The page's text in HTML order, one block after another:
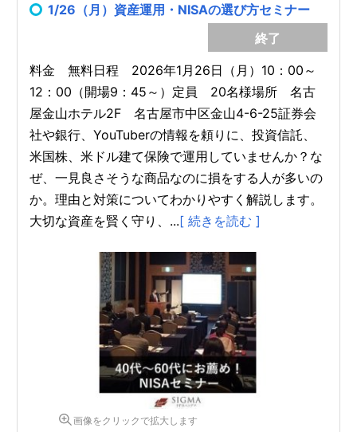
1/26（月）資産運用・NISAの選び方セミナー
終了
料金 無料日程 2026年1月26日（月）10：00～
12：00（開場9：45～）定員 20名様場所 名古
屋金山ホテル2F 名古屋市中区金山4-6-25証券会
社や銀行、YouTuberの情報を頼りに、投資信託、
米国株、米ドル建て保険で運用していませんか？な
ぜ、一見良さそうな商品なのに損をする人が多いの
か。理由と対策についてわかりやすく解説します。
大切な資産を賢く守り、...[ 続きを読む ]
画像をクリックで拡大します